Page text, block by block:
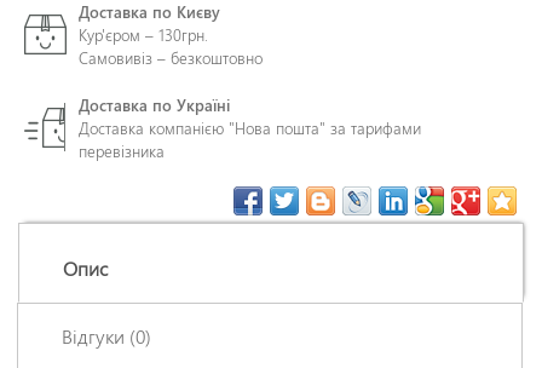
Доставка по Києву
Кур'єром – 130грн.
Самовивіз – безкоштовно
Доставка по Україні
Доставка компанією "Нова пошта" за тарифами
перевізника
Опис
Відгуки (0)